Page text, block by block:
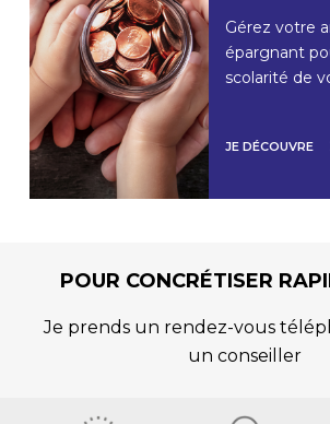
Gérez votre
épargnant
scolarité de
JE DÉCOUVRE
POUR CONCRÉTISER
Je prends un rendez-vous
un conseiller